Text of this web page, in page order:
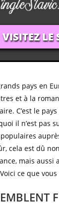
VISITEZ LE
pays en
et à la
C’est le
il n’est pas
cela est dû
mais aussi
ce que